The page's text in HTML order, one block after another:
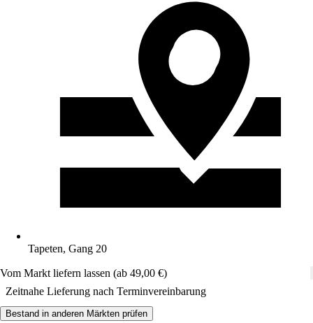
Tapeten, Gang 20
Vom Markt liefern lassen (ab 49,00 €)
Zeitnahe Lieferung nach Terminvereinbarung
Bestand in anderen Märkten prüfen